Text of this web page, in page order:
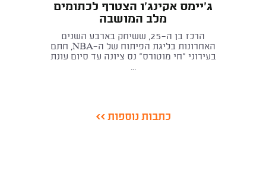
ג'יימס אקינג'ו הצטרף לכתומים
מלב המושבה
הרכז בן ה-25, ששיחק בארבע השנים
האחרונות בליגת הפיתוח של ה-NBA, חתם
בעירוני "חי מוטורס" נס ציונה עד סיום עונת
...
כתבות נוספות >>